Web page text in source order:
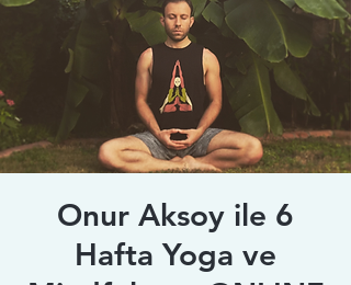
Onur Aksoy ile 6
Hafta Yoga ve